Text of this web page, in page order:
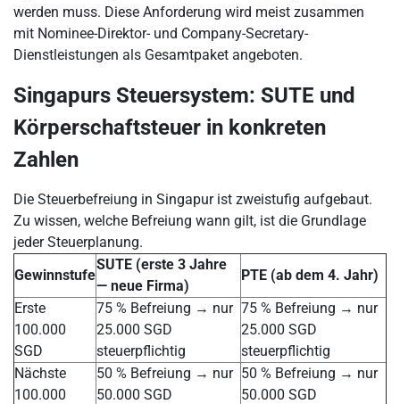
werden muss. Diese Anforderung wird meist zusammen
mit Nominee-Direktor- und Company-Secretary-
Dienstleistungen als Gesamtpaket angeboten.
Singapurs Steuersystem: SUTE und
Körperschaftsteuer in konkreten
Zahlen
Die Steuerbefreiung in Singapur ist zweistufig aufgebaut.
Zu wissen, welche Befreiung wann gilt, ist die Grundlage
jeder Steuerplanung.
Gewinnstufe
SUTE (erste 3 Jahre
— neue Firma)
PTE (ab dem 4. Jahr)
Erste
100.000
SGD
75 % Befreiung → nur
25.000 SGD
steuerpflichtig
75 % Befreiung → nur
25.000 SGD
steuerpflichtig
Nächste
100.000
50 % Befreiung → nur
50.000 SGD
50 % Befreiung → nur
50.000 SGD